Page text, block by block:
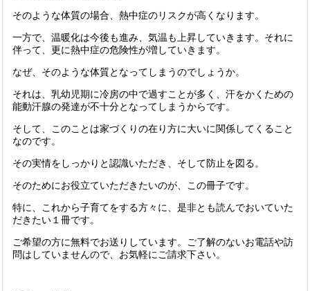
そのような体質の場合、熱中症のリスクが高くなります。
一方で、温暖化は今後も進み、気温も上昇していきます。それに
伴って、更に熱中症の危険性が増していきます。
なぜ、そのような体質となってしまうのでしょうか。
それは、乳幼児期に冷房の中で過すことが多く、汗をかくための
能動汗腺の発達が不十分となってしまうからです。
そして、このことは家づくりの在り方に大いに関係してくること
なのです。
その実情をしっかりと認識いただき、そして防止を図る。
そのためにお役立ていただきたいのが、この冊子です。
特に、これから子育てをする方々に、是非とも読んでおいていた
だきたい１冊です。
ご希望の方に無料でお送りしています。ご了解のないお電話や訪
問はしていませんので、お気軽にご請求下さい。